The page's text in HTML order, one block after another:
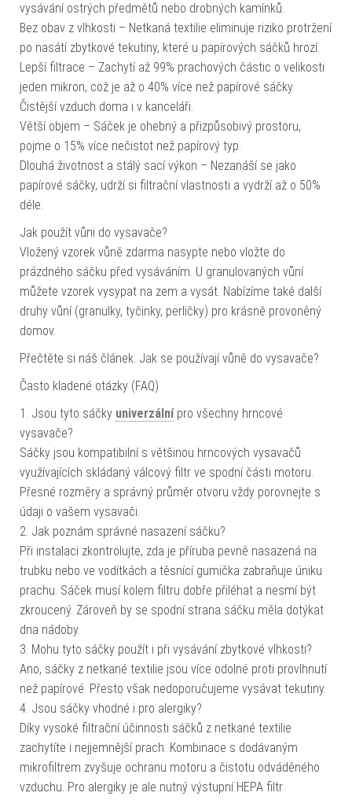
vysávání ostrých předmětů nebo drobných kamínků.
Bez obav z vlhkosti – Netkaná textilie eliminuje riziko protržení
po nasátí zbytkové tekutiny, které u papírových sáčků hrozí.
Lepší filtrace – Zachytí až 99% prachových částic o velikosti
jeden mikron, což je až o 40% více než papírové sáčky.
Čistější vzduch doma i v kanceláři.
Větší objem – Sáček je ohebný a přizpůsobivý prostoru,
pojme o 15% více nečistot než papírový typ.
Dlouhá životnost a stálý sací výkon – Nezanáší se jako
papírové sáčky, udrží si filtrační vlastnosti a vydrží až o 50%
déle.
Jak použít vůni do vysavače?
Vložený vzorek vůně zdarma nasypte nebo vložte do
prázdného sáčku před vysáváním. U granulovaných vůní
můžete vzorek vysypat na zem a vysát. Nabízíme také další
druhy vůní (granulky, tyčinky, perličky) pro krásně provoněný
domov.
Přečtěte si náš článek: Jak se používají vůně do vysavače?
Často kladené otázky (FAQ)
1. Jsou tyto sáčky univerzálnípro všechny hrncové
vysavače?
Sáčky jsou kompatibilní s většinou hrncových vysavačů
využívajících skládaný válcový filtr ve spodní části motoru.
Přesné rozměry a správný průměr otvoru vždy porovnejte s
údaji o vašem vysavači.
2. Jak poznám správné nasazení sáčku?
Při instalaci zkontrolujte, zda je příruba pevně nasazená na
trubku nebo ve vodítkách a těsnící gumička zabraňuje úniku
prachu. Sáček musí kolem filtru dobře přiléhat a nesmí být
zkroucený. Zároveň by se spodní strana sáčku měla dotýkat
dna nádoby.
3. Mohu tyto sáčky použít i při vysávání zbytkové vlhkosti?
Ano, sáčky z netkané textilie jsou více odolné proti provlhnutí
než papírové. Přesto však nedoporučujeme vysávat tekutiny.
4. Jsou sáčky vhodné i pro alergiky?
Díky vysoké filtrační účinnosti sáčků z netkané textilie
zachytíte i nejjemnější prach. Kombinace s dodávaným
mikrofiltrem zvyšuje ochranu motoru a čistotu odváděného
vzduchu. Pro alergiky je ale nutný výstupní HEPA filtr